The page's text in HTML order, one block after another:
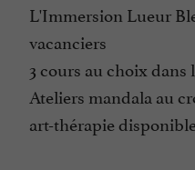
L'Immersion Lueur
vacanciers
3 cours au choix dans
Ateliers mandala au
art-thérapie